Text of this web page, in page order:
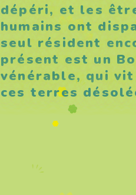
dépéri, et les
humains ont
seul résident
présent est un
vénérable, qui
ces terres